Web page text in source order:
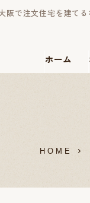
阪で注文住宅を建て
ホーム
HOME